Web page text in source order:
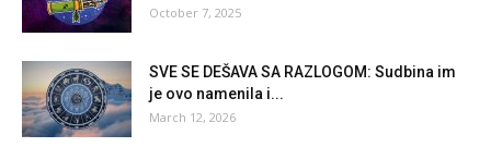
October 7, 2025
SVE SE DEŠAVA SA RAZLOGOM: Sudbina im
je ovo namenila i...
March 12, 2026